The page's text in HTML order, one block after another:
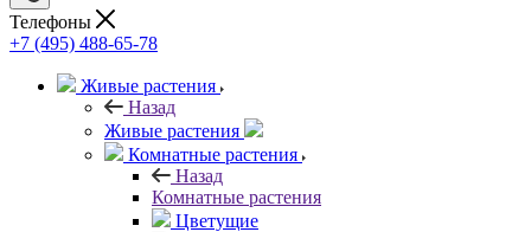
Телефоны
+7 (495) 488-65-78
Живые растения
Назад
Живые растения
Комнатные растения
Назад
Комнатные растения
Цветущие